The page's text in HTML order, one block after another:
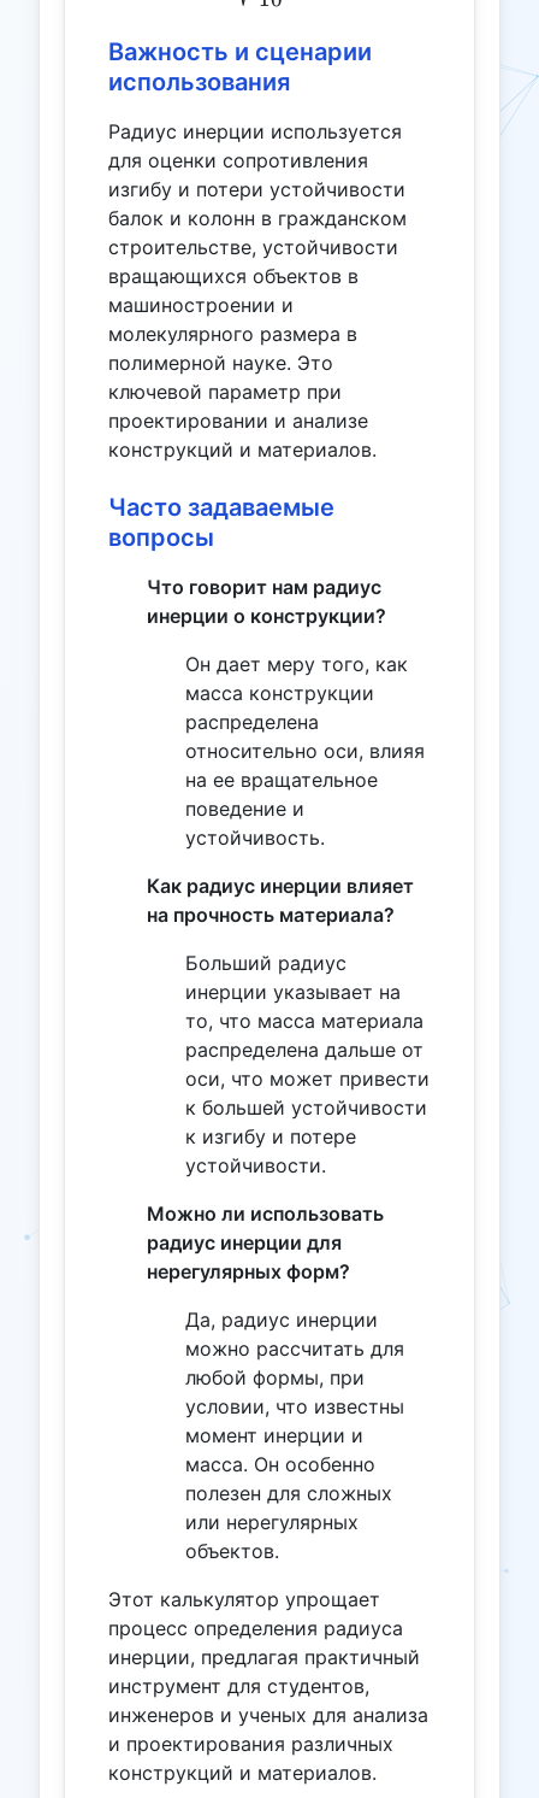
Важность и сценарии
использования
Радиус инерции используется
для оценки сопротивления
изгибу и потери устойчивости
балок и колонн в гражданском
строительстве, устойчивости
вращающихся объектов в
машиностроении и
молекулярного размера в
полимерной науке. Это
ключевой параметр при
проектировании и анализе
конструкций и материалов.
Часто задаваемые
вопросы
Что говорит нам радиус
инерции о конструкции?
Он дает меру того, как
масса конструкции
распределена
относительно оси, влияя
на ее вращательное
поведение и
устойчивость.
Как радиус инерции влияет
на прочность материала?
Больший радиус
инерции указывает на
то, что масса материала
распределена дальше от
оси, что может привести
к большей устойчивости
к изгибу и потере
устойчивости.
Можно ли использовать
радиус инерции для
нерегулярных форм?
Да, радиус инерции
можно рассчитать для
любой формы, при
условии, что известны
момент инерции и
масса. Он особенно
полезен для сложных
или нерегулярных
объектов.
Этот калькулятор упрощает
процесс определения радиуса
инерции, предлагая практичный
инструмент для студентов,
инженеров и ученых для анализа
и проектирования различных
конструкций и материалов.